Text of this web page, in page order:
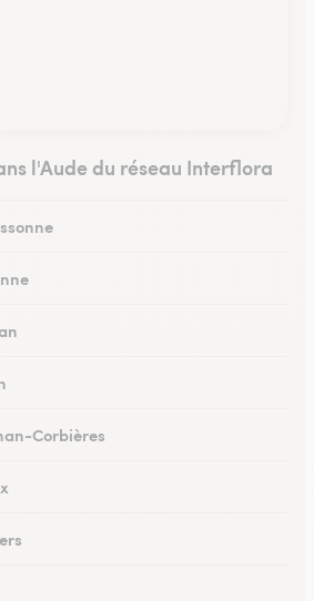
l'Aude du réseau Interflora
Corbières